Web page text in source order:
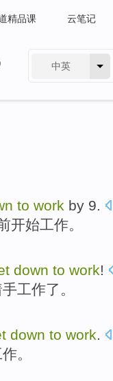
精品课 云笔记
中英
to work by 9.
开始工作。
down to work!
工作了。
down to work
作。